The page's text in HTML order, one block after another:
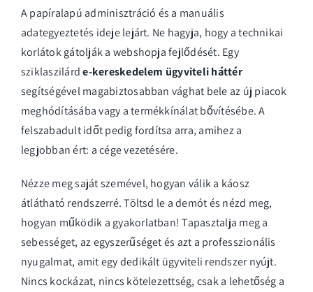
A papíralapú adminisztráció és a manuális
adategyeztetés ideje lejárt. Ne hagyja, hogy a technikai
korlátok gátolják a webshopja fejlődését. Egy
sziklaszilárde-kereskedelem ügyviteli háttér
segítségével magabiztosabban vághat bele az új piacok
meghódításába vagy a termékkínálat bővítésébe. A
felszabadult időt pedig fordítsa arra, amihez a
legjobban ért: a cége vezetésére.
Nézze meg saját szemével, hogyan válik a káosz
átlátható rendszerré.Töltsd le a demót és nézd meg,
hogyan működik a gyakorlatban! Tapasztalja meg a
sebességet, az egyszerűséget és azt a professzionális
nyugalmat, amit egy dedikált ügyviteli rendszer nyújt.
Nincs kockázat, nincs kötelezettség, csak a lehetőség a